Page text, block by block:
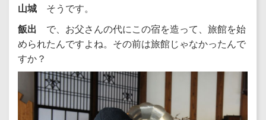
山城 そうです。
飯出 で、お父さんの代にこの宿を造って、旅館を始
められたんですよね。その前は旅館じゃなかったんで
すか？